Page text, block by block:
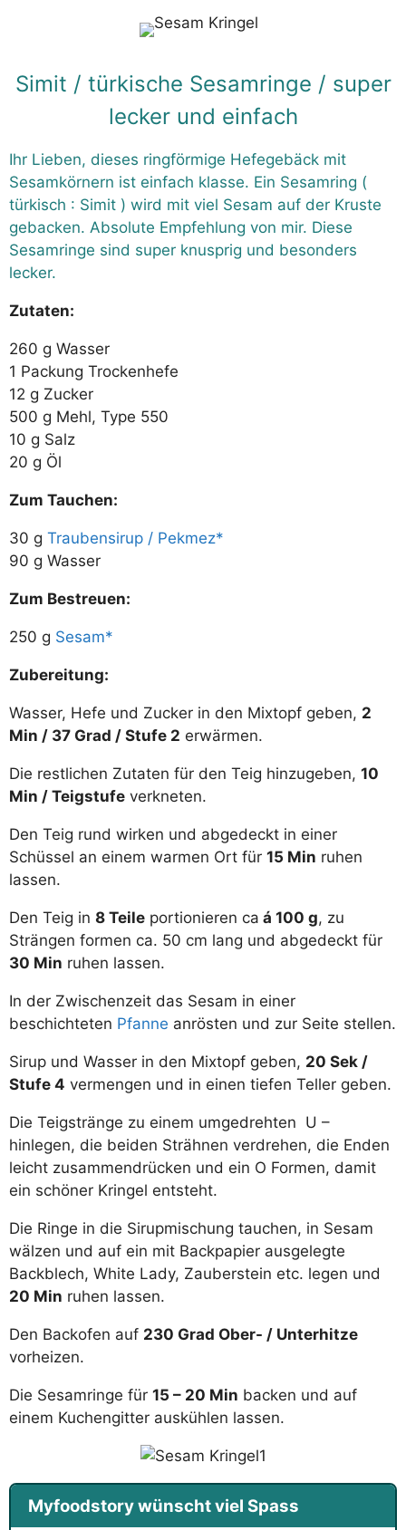
Simit / türkische Sesamringe / super
lecker und einfach
Ihr Lieben, dieses ringförmige Hefegebäck mit
Sesamkörnern ist einfach klasse. Ein Sesamring (
türkisch : Simit ) wird mit viel Sesam auf der Kruste
gebacken. Absolute Empfehlung von mir. Diese
Sesamringe sind super knusprig und besonders
lecker.
Zutaten:
260 g Wasser
1 Packung Trockenhefe
12 g Zucker
500 g Mehl, Type 550
10 g Salz
20 g Öl
Zum Tauchen:
30 g Traubensirup / Pekmez
90 g Wasser
Zum Bestreuen:
250 g Sesam
Zubereitung:
Wasser, Hefe und Zucker in den Mixtopf geben, 2
Min / 37 Grad / Stufe 2 erwärmen.
Die restlichen Zutaten für den Teig hinzugeben, 10
Min / Teigstufe verkneten.
Den Teig rund wirken und abgedeckt in einer
Schüssel an einem warmen Ort für 15 Min ruhen
lassen.
Den Teig in 8 Teile portionieren ca á 100 g, zu
Strängen formen ca. 50 cm lang und abgedeckt für
30 Min ruhen lassen.
In der Zwischenzeit das Sesam in einer
beschichteten Pfanne anrösten und zur Seite stellen.
Sirup und Wasser in den Mixtopf geben, 20 Sek /
Stufe 4 vermengen und in einen tiefen Teller geben.
Die Teigstränge zu einem umgedrehten U –
hinlegen, die beiden Strähnen verdrehen, die Enden
leicht zusammendrücken und ein O Formen, damit
ein schöner Kringel entsteht.
Die Ringe in die Sirupmischung tauchen, in Sesam
wälzen und auf ein mit Backpapier ausgelegte
Backblech, White Lady, Zauberstein etc. legen und
20 Min ruhen lassen.
Den Backofen auf 230 Grad Ober- / Unterhitze
vorheizen.
Die Sesamringe für 15 – 20 Min backen und auf
einem Kuchengitter auskühlen lassen.
Myfoodstory wünscht viel Spass